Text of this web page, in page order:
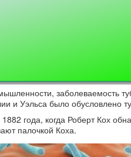
заболеваемость
и Уэльса было обусловлено
года, когда Роберт Кох
палочкой Коха.